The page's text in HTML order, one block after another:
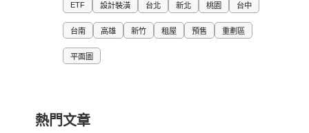
ETF 設計裝潢 台北 新北 桃園 台中
台南 高雄 新竹 租屋 預售 重劃區
平面圖
熱門文章